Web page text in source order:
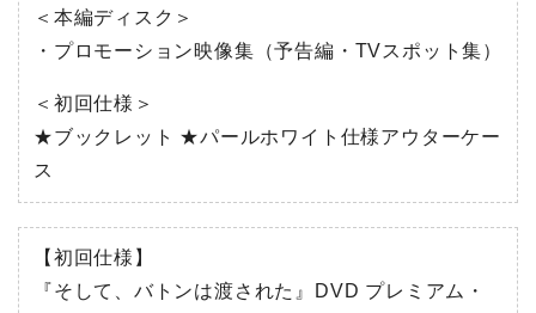
＜本編ディスク＞
・プロモーション映像集（予告編・TVスポット集）
＜初回仕様＞
★ブックレット ★パールホワイト仕様アウターケー
ス
【初回仕様】
『そして、バトンは渡された』DVD プレミアム・